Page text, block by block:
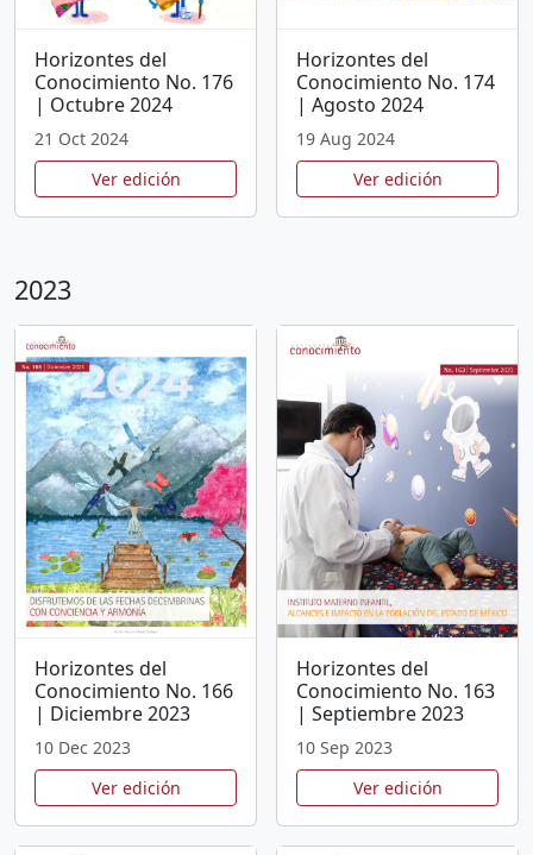
Horizontes del
Conocimiento No. 176
| Octubre 2024
21 Oct 2024
Ver edición
Horizontes del
Conocimiento No. 174
| Agosto 2024
19 Aug 2024
Ver edición
2023
Horizontes del
Conocimiento No. 166
| Diciembre 2023
10 Dec 2023
Ver edición
Horizontes del
Conocimiento No. 163
| Septiembre 2023
10 Sep 2023
Ver edición